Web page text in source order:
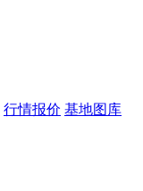
行情报价 基地图库